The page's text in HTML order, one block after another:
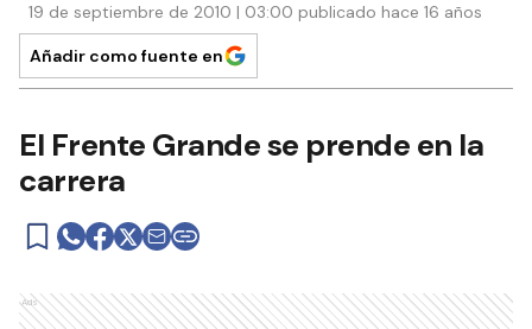
19 de septiembre de 2010 | 03:00 publicado hace 16 años
Añadir como fuente en
El Frente Grande se prende en la
carrera
Ads